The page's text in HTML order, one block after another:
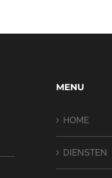
MENU
HOME
DIENSTEN